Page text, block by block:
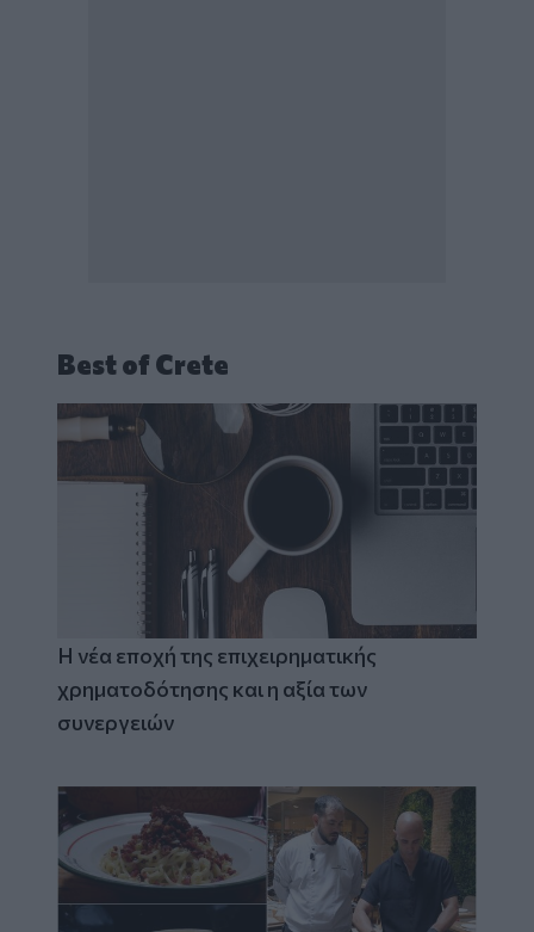
Best of Crete
Η νέα εποχή της επιχειρηματικής
χρηματοδότησης και η αξία των
συνεργειών